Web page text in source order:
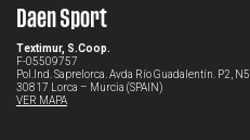
Daen Sport
Textimur, S.Coop.
F-05509757
Pol.Ind. Saprelorca. Avda Río Guadalentín. P2, N5
30817 Lorca – Murcia (SPAIN)
VER MAPA